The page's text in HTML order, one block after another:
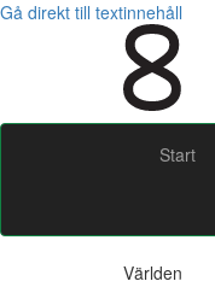
Gå direkt till textinnehåll
Start
Världen